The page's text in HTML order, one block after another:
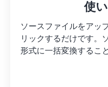
使
ソースファイルをアッ
リックするだけです。
形式に一括変換するこ